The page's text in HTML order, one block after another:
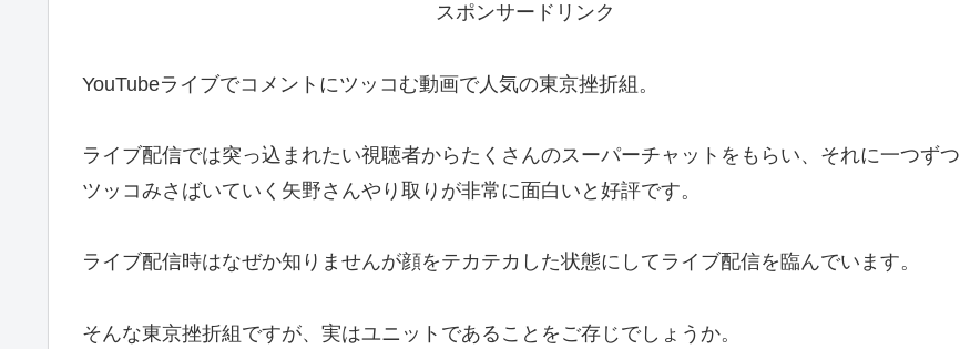
スポンサードリンク
YouTubeライブでコメントにツッコむ動画で人気の東京挫折組。
ライブ配信では突っ込まれたい視聴者からたくさんのスーパーチャットをもらい、それに一つずつ
ツッコみさばいていく矢野さんやり取りが非常に面白いと好評です。
ライブ配信時はなぜか知りませんが顔をテカテカした状態にしてライブ配信を臨んでいます。
そんな東京挫折組ですが、実はユニットであることをご存じでしょうか。